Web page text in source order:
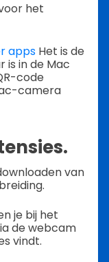
het
apps Het is de
is in de Mac
code
camera
van
je bij het
de webcam
vindt.